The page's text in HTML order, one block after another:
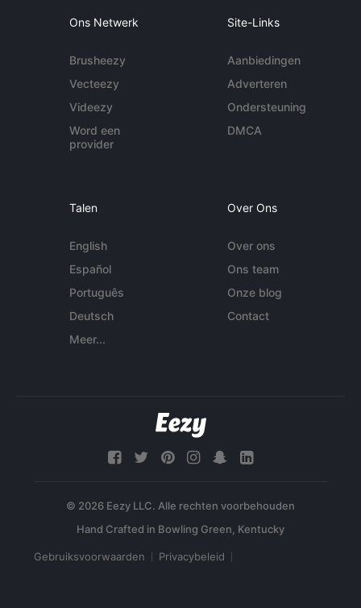
Ons Netwerk
Brusheezy
Vecteezy
Videezy
Word een
provider
Site-Links
Aanbiedingen
Adverteren
Ondersteuning
DMCA
Talen
English
Español
Português
Deutsch
Meer...
Over Ons
Over ons
Ons team
Onze blog
Contact
© 2026 Eezy LLC. Alle rechten voorbehouden
Gebruiksvoorwaarden Privacybeleid